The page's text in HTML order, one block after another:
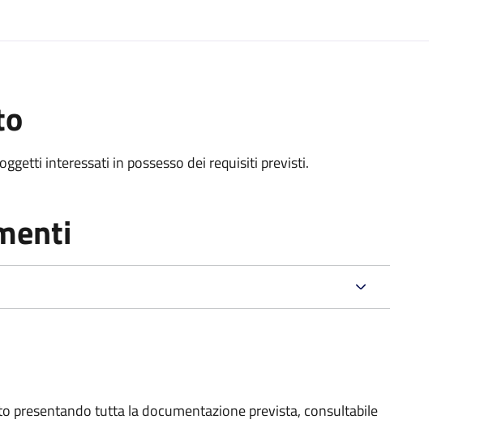
interessati in possesso dei requisiti previsti.
presentando tutta la documentazione prevista, consultabile